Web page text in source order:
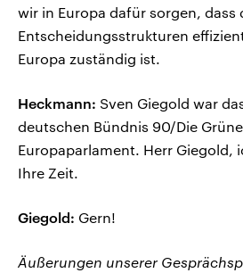
wir in Europa dafür sorgen, dass
Entscheidungsstrukturen
Europa zuständig ist.
Heckmann: Sven Giegold war
deutschen Bündnis 90/Die
Europaparlament. Herr Giegold,
Ihre Zeit.
Giegold: Gern!
Äußerungen unserer